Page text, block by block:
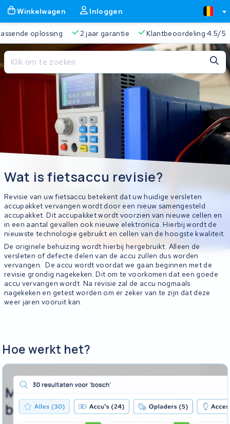
Winkelwagen Inloggen
oplossing 2 jaar garantie Klantbeoordeling 4.5/5
Wat is fietsaccu revisie?
Revisie van uw fietsaccu betekent dat uw huidige versleten
accupakket vervangen wordt door een nieuw samengesteld
accupakket. Dit accupakket wordt voorzien van nieuwe cellen en
in een aantal gevallen ook nieuwe elektronica. Hierbij wordt de
nieuwste technologie gebruikt en cellen van de hoogste kwaliteit.
De originele behuizing wordt hierbij hergebruikt. Alleen de
versleten of defecte delen van de accu zullen dus worden
vervangen. De accu wordt voordat we gaan beginnen met de
revisie grondig nagekeken. Dit om te voorkomen dat een goede
accu vervangen wordt. Na revisie zal de accu nogmaals
nagekeken en getest worden om er zeker van te zijn dat deze
weer jaren vooruit kan.
Hoe werkt het?
Winkelwagen Sluiten
Je winkelwagen is leeg.
Gratis verzending Altijd een passende oplossing
Sluiten
Begin te typen in de zoekbalk om te zoeken